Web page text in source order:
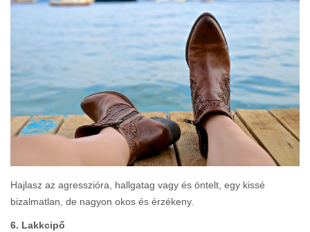
Hajlasz az agresszióra, hallgatag vagy és öntelt, egy kissé
bizalmatlan, de nagyon okos és érzékeny.
6. Lakkcipő